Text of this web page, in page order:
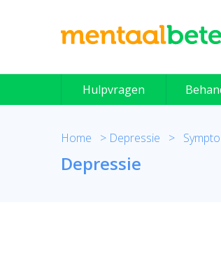
Hulpvragen
Home > Depressie >
Depressie